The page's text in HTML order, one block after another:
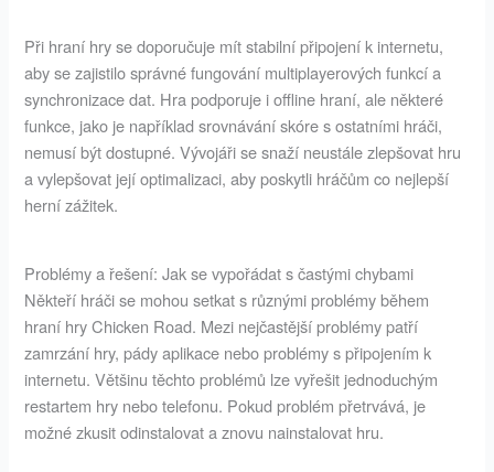
Při hraní hry se doporučuje mít stabilní připojení k internetu,
aby se zajistilo správné fungování multiplayerových funkcí a
synchronizace dat. Hra podporuje i offline hraní, ale některé
funkce, jako je například srovnávání skóre s ostatními hráči,
nemusí být dostupné. Vývojáři se snaží neustále zlepšovat hru
a vylepšovat její optimalizaci, aby poskytli hráčům co nejlepší
herní zážitek.
Problémy a řešení: Jak se vypořádat s častými chybami
Někteří hráči se mohou setkat s různými problémy během
hraní hry Chicken Road. Mezi nejčastější problémy patří
zamrzání hry, pády aplikace nebo problémy s připojením k
internetu. Většinu těchto problémů lze vyřešit jednoduchým
restartem hry nebo telefonu. Pokud problém přetrvává, je
možné zkusit odinstalovat a znovu nainstalovat hru.